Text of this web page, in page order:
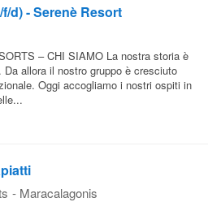
d) - Serenè Resort
– CHI SIAMO La nostra storia è
allora il nostro gruppo è cresciuto
Oggi accogliamo i nostri ospiti in
- Maracalagonis